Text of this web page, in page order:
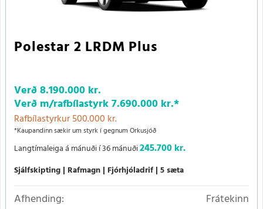
Polestar 2 LRDM Plus
Verð8.190.000 kr.
Verð m/rafbílastyrk7.690.000 kr.*
Rafbílastyrkur 500.000 kr.
*Kaupandinn sækir um styrk í gegnum Orkusjóð
Langtímaleiga á mánuði í 36 mánuði245.700 kr.
Sjálfskipting Rafmagn Fjórhjóladrif 5 sæta
Afhending:
Frátekinn